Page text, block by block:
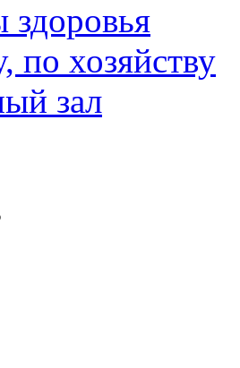
здоровья
по хозяйству
зал